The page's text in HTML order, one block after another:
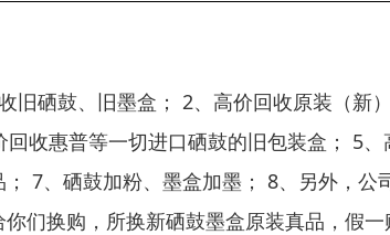
旧硒鼓、旧墨盒； 2、高价回收原装（新
回收惠普等一切进口硒鼓的旧包装盒； 5
7、硒鼓加粉、墨盒加墨； 8、另外，
们换购，所换新硒鼓墨盒原装真品，假